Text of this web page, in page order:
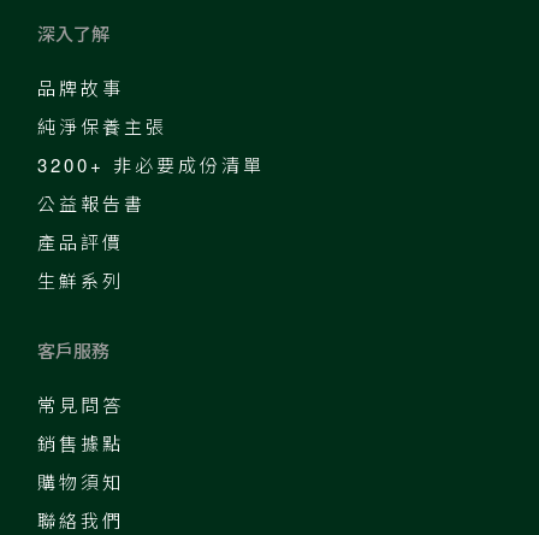
深入了解
品牌故事
純淨保養主張
3200+ 非必要成份清單
公益報告書
產品評價
生鮮系列
客戶服務
常見問答
銷售據點
購物須知
聯絡我們